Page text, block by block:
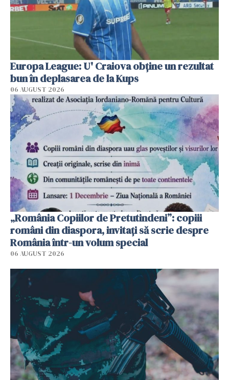
Europa League: U' Craiova obține un rezultat
bun în deplasarea de la Kups
06 AUGUST 2026
„România Copiilor de Pretutindeni”: copiii
români din diaspora, invitați să scrie despre
România într-un volum special
06 AUGUST 2026